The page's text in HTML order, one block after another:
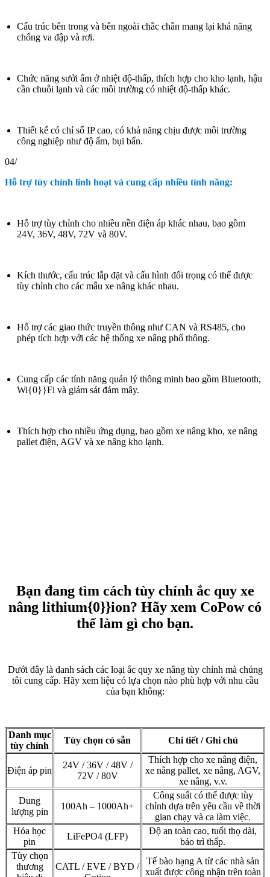
Cấu trúc bên trong và bên ngoài chắc chắn mang lại khả năng
chống va đập và rơi.
Chức năng sưởi ấm ở nhiệt độ-thấp, thích hợp cho kho lạnh, hậu
cần chuỗi lạnh và các môi trường có nhiệt độ-thấp khác.
Thiết kế có chỉ số IP cao, có khả năng chịu được môi trường
công nghiệp như độ ẩm, bụi bẩn.
04/
Hỗ trợ tùy chỉnh linh hoạt và cung cấp nhiều tính năng:
Hỗ trợ tùy chỉnh cho nhiều nền điện áp khác nhau, bao gồm
24V, 36V, 48V, 72V và 80V.
Kích thước, cấu trúc lắp đặt và cấu hình đối trọng có thể được
tùy chỉnh cho các mẫu xe nâng khác nhau.
Hỗ trợ các giao thức truyền thông như CAN và RS485, cho
phép tích hợp với các hệ thống xe nâng phổ thông.
Cung cấp các tính năng quản lý thông minh bao gồm Bluetooth,
Wi{0}}Fi và giám sát đám mây.
Thích hợp cho nhiều ứng dụng, bao gồm xe nâng kho, xe nâng
pallet điện, AGV và xe nâng kho lạnh.
Bạn đang tìm cách tùy chỉnh ắc quy xe
nâng lithium{0}}ion? Hãy xem CoPow có
thể làm gì cho bạn.
Dưới đây là danh sách các loại ắc quy xe nâng tùy chỉnh mà chúng
tôi cung cấp. Hãy xem liệu có lựa chọn nào phù hợp với nhu cầu
của bạn không:
Danh mục
tùy chỉnh
Tùy chọn có sẵn Chi tiết / Ghi chú
Điện áp pin
24V / 36V / 48V /
72V / 80V
Thích hợp cho xe nâng điện,
xe nâng pallet, xe nâng, AGV,
xe nâng, v.v.
Dung
lượng pin
100Ah – 1000Ah+
Công suất có thể được tùy
chỉnh dựa trên yêu cầu về thời
gian chạy và ca làm việc.
Hóa học
pin
LiFePO4 (LFP)
Độ an toàn cao, tuổi thọ dài,
bảo trì thấp.
Tùy chọn
thương
CATL / EVE / BYD /
Tế bào hạng A từ các nhà sản
xuất được công nhận trên toàn